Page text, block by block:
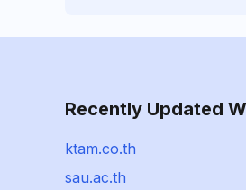
Recently Updated
ktam.co.th
sau.ac.th